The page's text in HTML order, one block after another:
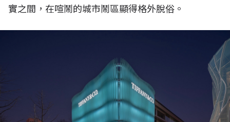
實之間，在喧鬧的城市鬧區顯得格外脫俗。